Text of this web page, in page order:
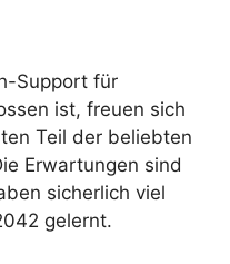
Support für
ist, freuen sich
Teil der beliebten
Erwartungen sind
sicherlich viel
gelernt.